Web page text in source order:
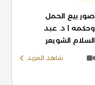
صور بيع الحمل
وحكمه | د. عبد
السلام الشويعر
شاهد المزيد